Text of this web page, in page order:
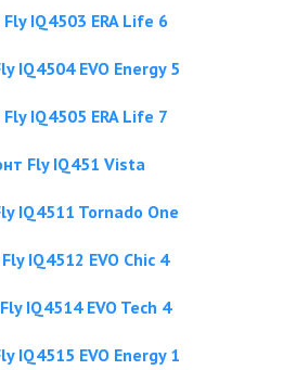
IQ4503 ERA Life 6
IQ4504 EVO Energy 5
IQ4505 ERA Life 7
Fly IQ451 Vista
IQ4511 Tornado One
IQ4512 EVO Chic 4
IQ4514 EVO Tech 4
IQ4515 EVO Energy 1